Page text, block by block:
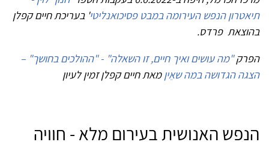
תיאטרון הנפש העירומה במבט פסיכואנליטי' בעריכת חיים קפלן
בהוצאת פרדס.
הפרק"מה עושים ואיך חיים, זו השאלה" - "ההולכים בחושך" –
הצגה הגדושה במה שאֵיןמאת חיים קפלן זמין לעיון
הנפש האנושית בעירום מלא - חוויה